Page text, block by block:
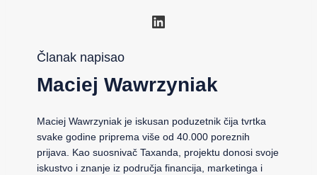
LinkedIn
Članak napisao
Maciej Wawrzyniak
Maciej Wawrzyniak je iskusan poduzetnik čija tvrtka
svake godine priprema više od 40.000 poreznih
prijava. Kao suosnivač Taxanda, projektu donosi svoje
iskustvo i znanje iz područja financija, marketinga i